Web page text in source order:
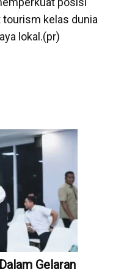
kelas dunia
lokal.(pr)
Gelaran